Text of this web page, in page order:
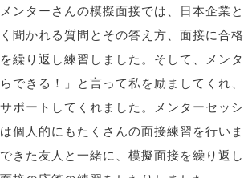
メンターさんの模擬面接では、日本企業
く聞かれる質問とその答え方、面接に合
を繰り返し練習しました。そして、メン
らできる！」と言って私を励ましてくれ
サポートしてくれました。メンターセッ
は個人的にもたくさんの面接練習を行い
できた友人と一緒に、模擬面接を繰り返